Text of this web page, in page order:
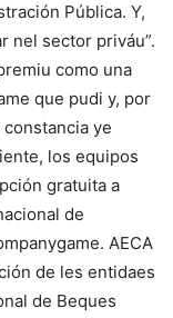
Pública. Y,
nel sector priváu”.
como una
que pudi y, por
ye
los equipos
gratuita a
de
AECA
de les entidaes
de Beques